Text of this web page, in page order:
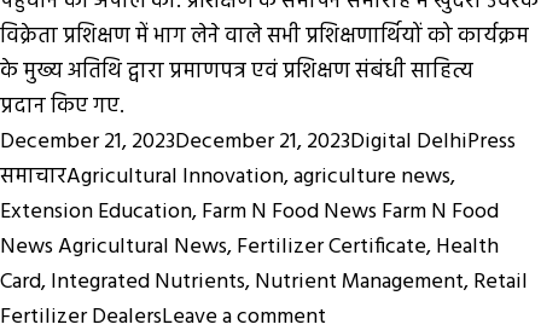
विक्रेता प्रशिक्षण में भाग लेने वाले सभी प्रशिक्षणार्थियों को कार्यक्रम
के मुख्य अतिथि द्वारा प्रमाणपत्र एवं प्रशिक्षण संबंधी साहित्य
प्रदान किए गए.
Posted
on
December 21, 2023December 21, 2023Author
Digital DelhiPress
समाचारTags
Agricultural Innovation,agriculture news,
Extension Education,Farm N Food News Farm N Food
News Agricultural News,Fertilizer Certificate,Health
Card,Integrated Nutrients,Nutrient Management,Retail
Fertilizer DealersLeave a comment